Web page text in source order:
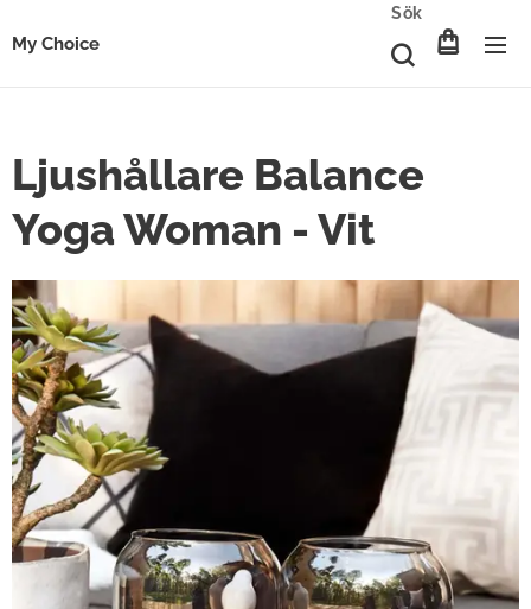
My Choice
Sök
Ljushållare Balance
Yoga Woman - Vit